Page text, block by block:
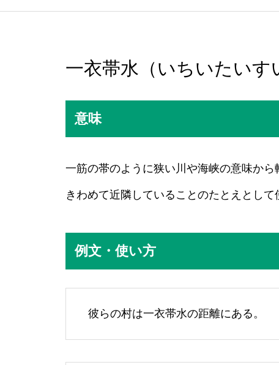
一衣帯水（いちいたいす
意味
一筋の帯のように狭い川や海峡の意味から
きわめて近隣していることのたとえとして
例文・使い方
彼らの村は一衣帯水の距離にある。